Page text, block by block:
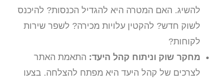
להשיג. האם המטרה היא להגדיל הכנסות? להיכנס
לשוק חדש? להקטין עלויות מכירה? לשפר שירות
לקוחות?
מחקר שוק וניתוח קהל היעד: התאמת האתר
לצרכים של קהל היעד היא מפתח להצלחה. בצעו